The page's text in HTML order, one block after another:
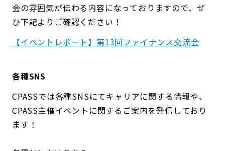
会の雰囲気が伝わる内容になっておりますので、ぜ
ひ下記よりご確認ください！
【イベントレポート】第13回ファイナンス交流会
各種SNS
CPASSでは各種SNSにてキャリアに関する情報や、
CPASS主催イベントに関するご案内を発信しており
ます！